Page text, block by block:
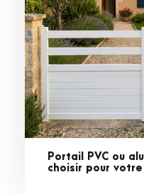
Portail PVC ou
choisir pour votre